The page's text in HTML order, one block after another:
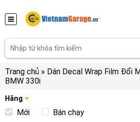
Trang chủ » Dán Decal Wrap Film Đổi
BMW 330i
Hãng
Mới Bán chạy